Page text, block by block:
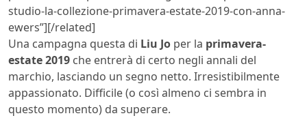
studio-la-collezione-primavera-estate-2019-con-anna-
ewers”][/related]
Una campagna questa di Liu Jo per la primavera-
estate 2019 che entrerà di certo negli annali del
marchio, lasciando un segno netto. Irresistibilmente
appassionato. Difficile (o così almeno ci sembra in
questo momento) da superare.